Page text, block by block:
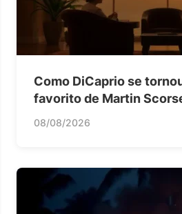
Como DiCaprio se
favorito de Martin
08/08/2026